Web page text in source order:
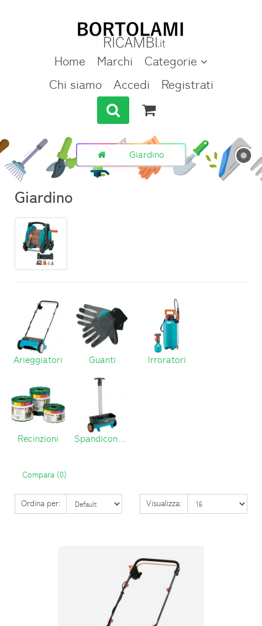
Home Marchi
Categorie
Chi siamo
Accedi Registrati
Giardino
Giardino
Arieggiatori Guanti Irroratori
Recinzioni Spandiconcime
Compara (0)
Ordina per: Visualizza: